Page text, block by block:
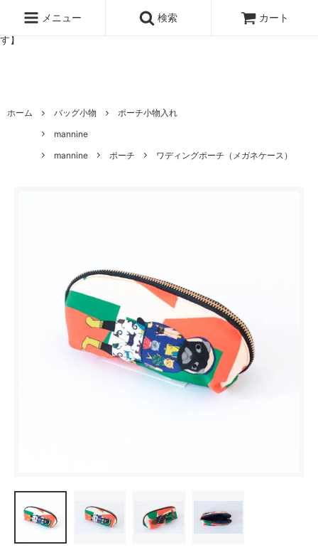
ッタのオンラインストア【アラビア,クイストゴーなどの北欧ヴィンテ
ージ食器,雅峰窯やソルテグラスジュエリーなどの作家の作品が並びま
す】
メニュー 検索 カート
ホーム バッグ小物
ポーチ小物入れ
mannine
mannine
ポーチ ワディングポーチ（メガネケース）